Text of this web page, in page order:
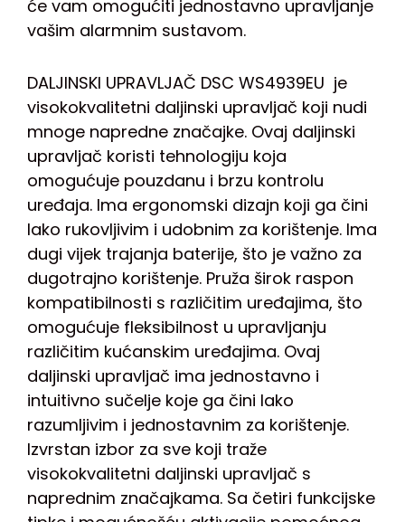
će vam omogućiti jednostavno upravljanje
vašim alarmnim sustavom.
DALJINSKI UPRAVLJAČ DSC WS4939EU je
visokokvalitetni daljinski upravljač koji nudi
mnoge napredne značajke. Ovaj daljinski
upravljač koristi tehnologiju koja
omogućuje pouzdanu i brzu kontrolu
uređaja. Ima ergonomski dizajn koji ga čini
lako rukovljivim i udobnim za korištenje. Ima
dugi vijek trajanja baterije, što je važno za
dugotrajno korištenje. Pruža širok raspon
kompatibilnosti s različitim uređajima, što
omogućuje fleksibilnost u upravljanju
različitim kućanskim uređajima. Ovaj
daljinski upravljač ima jednostavno i
intuitivno sučelje koje ga čini lako
razumljivim i jednostavnim za korištenje.
Izvrstan izbor za sve koji traže
visokokvalitetni daljinski upravljač s
naprednim značajkama. Sa četiri funkcijske